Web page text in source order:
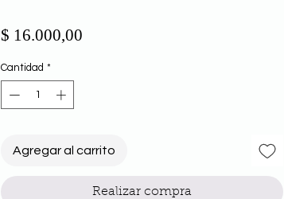
$ 16.000,00
Cantidad *
Agregar al carrito
Realizar compra